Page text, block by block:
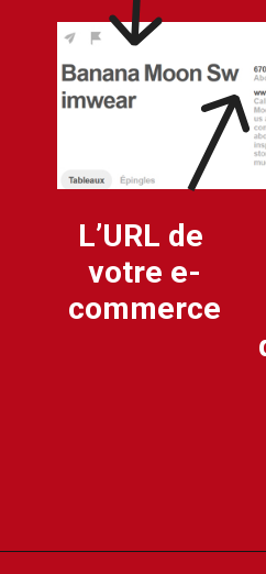
L’URL de
votre e-
commerce